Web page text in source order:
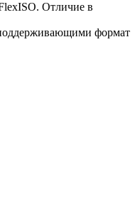
Отличие в
формат